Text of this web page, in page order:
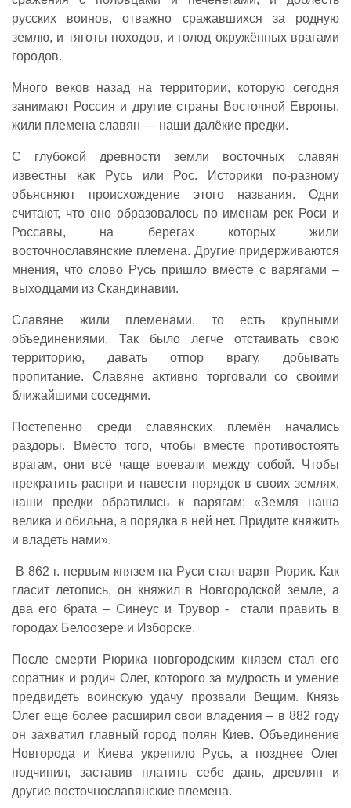
русских воинов, отважно сражавшихся за родную
землю, и тяготы походов, и голод окружённых врагами
городов.
Много веков назад на территории, которую сегодня
занимают Россия и другие страны Восточной Европы,
жили племена славян — наши далёкие предки.
С глубокой древности земли восточных славян
известны как Русь или Рос. Историки по-разному
объясняют происхождение этого названия. Одни
считают, что оно образовалось по именам рек Роси и
Россавы, на берегах которых жили
восточнославянские племена. Другие придерживаются
мнения, что слово Русь пришло вместе с варягами –
выходцами из Скандинавии.
Славяне жили племенами, то есть крупными
объединениями. Так было легче отстаивать свою
территорию, давать отпор врагу, добывать
пропитание. Славяне активно торговали со своими
ближайшими соседями.
Постепенно среди славянских племён начались
раздоры. Вместо того, чтобы вместе противостоять
врагам, они всё чаще воевали между собой. Чтобы
прекратить распри и навести порядок в своих землях,
наши предки обратились к варягам: «Земля наша
велика и обильна, а порядка в ней нет. Придите княжить
и владеть нами».
В 862 г. первым князем на Руси стал варяг Рюрик. Как
гласит летопись, он княжил в Новгородской земле, а
два его брата – Синеус и Трувор - стали править в
городах Белоозере и Изборске.
После смерти Рюрика новгородским князем стал его
соратник и родич Олег, которого за мудрость и умение
предвидеть воинскую удачу прозвали Вещим. Князь
Олег еще более расширил свои владения – в 882 году
он захватил главный город полян Киев. Объединение
Новгорода и Киева укрепило Русь, а позднее Олег
подчинил, заставив платить себе дань, древлян и
другие восточнославянские племена.